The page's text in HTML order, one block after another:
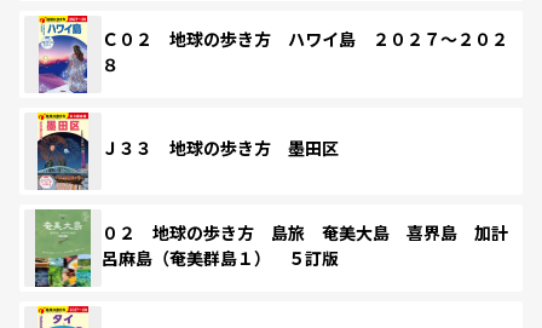
Ｃ０２ 地球の歩き方 ハワイ島 ２０２７～２０２
８
Ｊ３３ 地球の歩き方 墨田区
０２ 地球の歩き方 島旅 奄美大島 喜界島 加計
呂麻島（奄美群島１） ５訂版